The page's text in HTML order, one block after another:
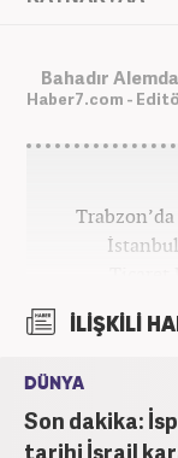
Bahadır
Haber7.com -
Atatürk
2011
hayatında
üzere
İLİŞKİLİ
DÜNYA
Son dakika:
tarihi İsrail